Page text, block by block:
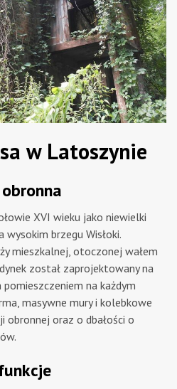
w Latoszynie
XVI wieku jako niewielki
wysokim brzegu Wisłoki.
mieszkalnej, otoczonej wałem
został zaprojektowany na
na każdym
masywne mury i kolebkowe
obronnej oraz o dbałości o